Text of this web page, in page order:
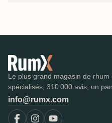
Le plus grand magasin de
spécialisés, 310 000 avis, un
info@rumx.com